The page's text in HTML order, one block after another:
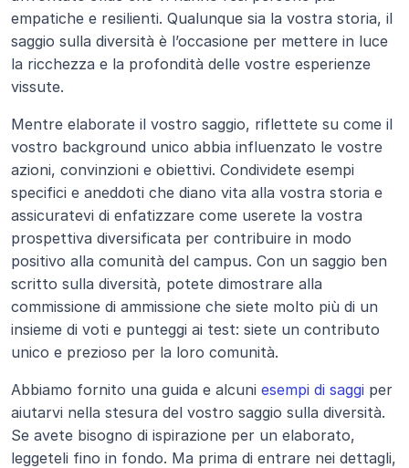
empatiche e resilienti. Qualunque sia la vostra storia, il
saggio sulla diversità è l’occasione per mettere in luce
la ricchezza e la profondità delle vostre esperienze
vissute.
Mentre elaborate il vostro saggio, riflettete su come il
vostro background unico abbia influenzato le vostre
azioni, convinzioni e obiettivi. Condividete esempi
specifici e aneddoti che diano vita alla vostra storia e
assicuratevi di enfatizzare come userete la vostra
prospettiva diversificata per contribuire in modo
positivo alla comunità del campus. Con un saggio ben
scritto sulla diversità, potete dimostrare alla
commissione di ammissione che siete molto più di un
insieme di voti e punteggi ai test: siete un contributo
unico e prezioso per la loro comunità.
Abbiamo fornito una guida e alcuni esempi di saggi per
aiutarvi nella stesura del vostro saggio sulla diversità.
Se avete bisogno di ispirazione per un elaborato,
leggeteli fino in fondo. Ma prima di entrare nei dettagli,